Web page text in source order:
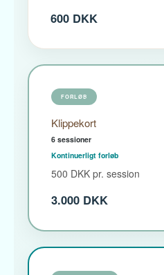
600 DKK
FORLØB
Klippekort
6 sessioner
Kontinuerligt forløb
500 DKK pr. session
3.000 DKK